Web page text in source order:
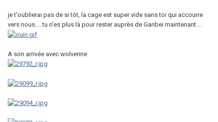
je t'oublierai pas de si tôt, la cage est super vide sans toi qui accourre
vers nous.....tu n'es plus là pour rester auprès de Ganbei maintenant....
A son arrivée avec wolverine